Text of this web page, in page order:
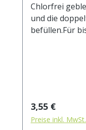
Chlorfrei
und die
befüllen.Für
Regulärer
3,55 €
Preise inkl.